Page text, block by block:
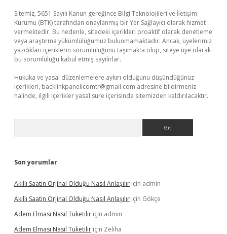
Sitemiz, 5651 Sayılı Kanun gereğince Bilgi Teknolojileri ve İletişim
Kurumu (BTK) tarafından onaylanmış bir Yer Sağlayıcı olarak hizmet
vermektedir. Bu nedenle, sitedeki içerikleri proaktif olarak denetleme
veya araştırma yükümlülüğümüz bulunmamaktadır. Ancak, üyelerimiz
yazdıkları içeriklerin sorumluluğunu taşımakta olup, siteye üye olarak
bu sorumluluğu kabul etmiş sayılırlar.
Hukuka ve yasal düzenlemelere aykırı olduğunu düşündüğünüz
içerikleri, backlinkpanelicomtr@gmail.com adresine bildirmeniz
halinde, ilgili içerikler yasal süre içerisinde sitemizden kaldırılacaktır.
Son yorumlar
Akıllı Saatin Orjinal Olduğu Nasıl Anlaşılır için admin
Akıllı Saatin Orjinal Olduğu Nasıl Anlaşılır için Gökçe
Adem Elması Nasil Tuketilir için admin
Adem Elması Nasil Tuketilir için Zeliha